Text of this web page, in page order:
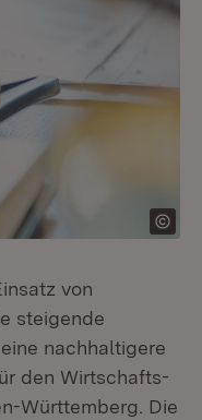
von
steigende
nachhaltigere
den Wirtschafts-
Württemberg. Die